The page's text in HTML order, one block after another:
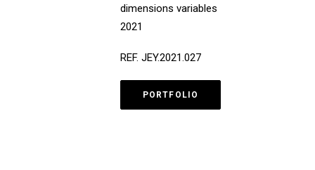
dimensions variables
2021
REF. JEY.2021.027
PORTFOLIO